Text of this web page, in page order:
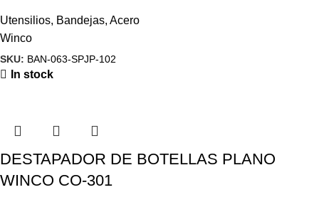
Utensilios, Bandejas, Acero
Winco
SKU: BAN-063-SPJP-102
In stock
DESTAPADOR DE BOTELLAS PLANO
WINCO CO-301